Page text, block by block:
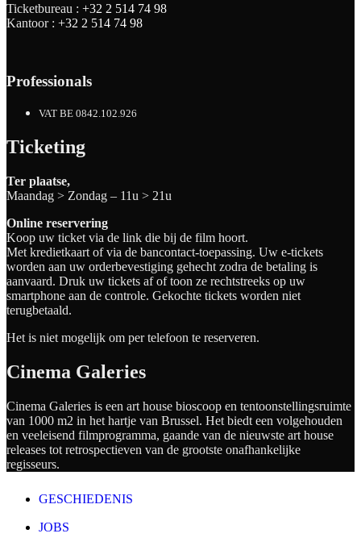
Ticketbureau : +32 2 514 74 98
Kantoor : +32 2 514 74 98
Professionals
VAT BE 0842.102.926
Ticketing
Ter plaatse,
Maandag > Zondag – 11u > 21u
Online reservering
Koop uw ticket via de link die bij de film hoort.
Met kredietkaart of via de bancontact-toepassing. Uw e-tickets
worden aan uw orderbevestiging gehecht zodra de betaling is
aanvaard. Druk uw tickets af of toon ze rechtstreeks op uw
smartphone aan de controle. Gekochte tickets worden niet
terugbetaald.
Het is niet mogelijk om per telefoon te reserveren.
Cinema Galeries
Cinema Galeries is een art house bioscoop en tentoonstellingsruimte
van 1000 m2 in het hartje van Brussel. Het biedt een volgehouden
en veeleisend filmprogramma, gaande van de nieuwste art house
releases tot retrospectieven van de grootste onafhankelijke
regisseurs.
GESCHIEDENIS
JOBS